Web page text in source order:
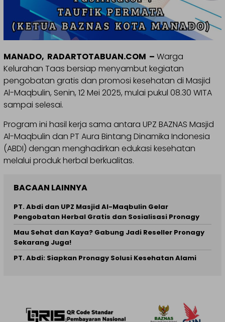
MANADO, RADARTOTABUAN.COM – Warga
Kelurahan Taas bersiap menyambut kegiatan
pengobatan gratis dan promosi kesehatan di Masjid
Al-Maqbulin, Senin, 12 Mei 2025, mulai pukul 08.30 WITA
sampai selesai.
Program ini hasil kerja sama antara UPZ BAZNAS Masjid
Al-Maqbulin dan PT Aura Bintang Dinamika Indonesia
(ABDI) dengan menghadirkan edukasi kesehatan
melalui produk herbal berkualitas.
BACAAN LAINNYA
PT. Abdi dan UPZ Masjid Al-Maqbulin Gelar
Pengobatan Herbal Gratis dan Sosialisasi Pronagy
Mau Sehat dan Kaya? Gabung Jadi Reseller Pronagy
Sekarang Juga!
PT. Abdi: Siapkan Pronagy Solusi Kesehatan Alami